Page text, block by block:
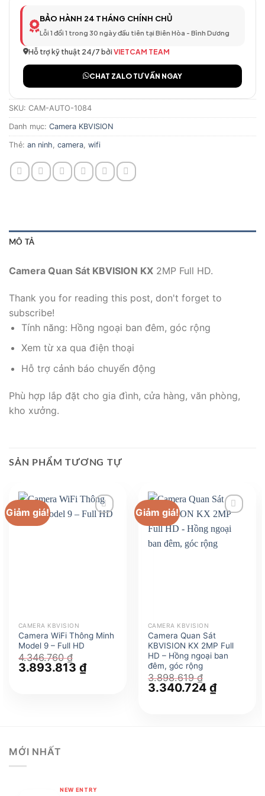
BẢO HÀNH 24 THÁNG CHÍNH CHỦ
Lỗi 1 đổi 1 trong 30 ngày đầu tiên tại Biên Hòa - Bình Dương
Hỗ trợ kỹ thuật 24/7 bởi VIETCAM TEAM
CHAT ZALO TƯ VẤN NGAY
SKU: CAM-AUTO-1084
Danh mục: Camera KBVISION
Thẻ: an ninh camera wifi
MÔ TẢ
Camera Quan Sát KBVISION KX 2MP Full HD.
Thank you for reading this post, don't forget to
subscribe!
Tính năng: Hồng ngoại ban đêm, góc rộng
Xem từ xa qua điện thoại
Hỗ trợ cảnh báo chuyển động
Phù hợp lắp đặt cho gia đình, cửa hàng, văn phòng,
kho xưởng.
SẢN PHẨM TƯƠNG TỰ
Giảm giá!
CAMERA KBVISION
Camera WiFi Thông Minh
Model 9 – Full HD
4.346.760₫
Giá
gốc
3.893.813 ₫Giá
hiện
Giảm giá!
CAMERA KBVISION
Camera Quan Sát
KBVISION KX 2MP Full
HD – Hồng ngoại ban
đêm, góc rộng
3.898.619₫
Giá
gốc
3.340.724 ₫Giá
hiện
MỚI NHẤT
NEW ENTRY